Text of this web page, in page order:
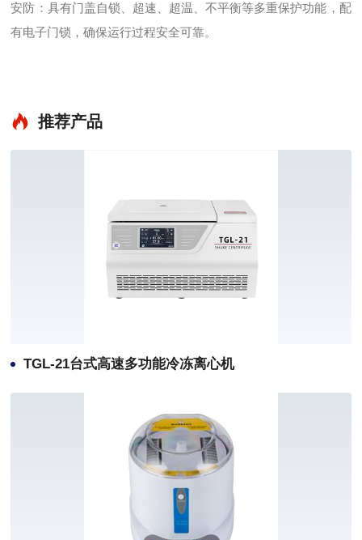
安防：具有门盖自锁、超速、超温、不平衡等多重保护功能，配
有电子门锁，确保运行过程安全可靠。
推荐产品
TGL-21台式高速多功能冷冻离心机